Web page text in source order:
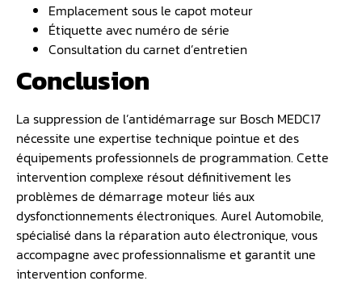
Emplacement sous le capot moteur
Étiquette avec numéro de série
Consultation du carnet d’entretien
Conclusion
La suppression de l’antidémarrage sur Bosch MEDC17
nécessite une expertise technique pointue et des
équipements professionnels de programmation. Cette
intervention complexe résout définitivement les
problèmes de démarrage moteur liés aux
dysfonctionnements électroniques. Aurel Automobile,
spécialisé dans la réparation auto électronique, vous
accompagne avec professionnalisme et garantit une
intervention conforme.